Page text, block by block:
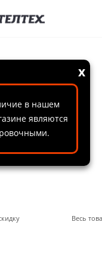
в нашем
являются
x
Весь